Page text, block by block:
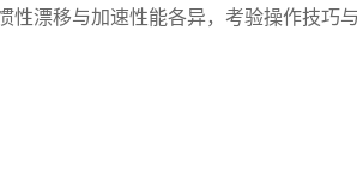
性漂移与加速性能各异，考验操作技巧与